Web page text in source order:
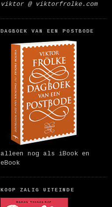
viktor @ viktorfrolke.com
DAGBOEK VAN EEN POSTBODE
alleen nog als iBook en
eBook
KOOP ZALIG UITEINDE